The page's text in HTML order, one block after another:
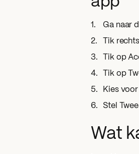
Ga naar
Tik
Tik op
Tik op
Kies
Stel
Wat